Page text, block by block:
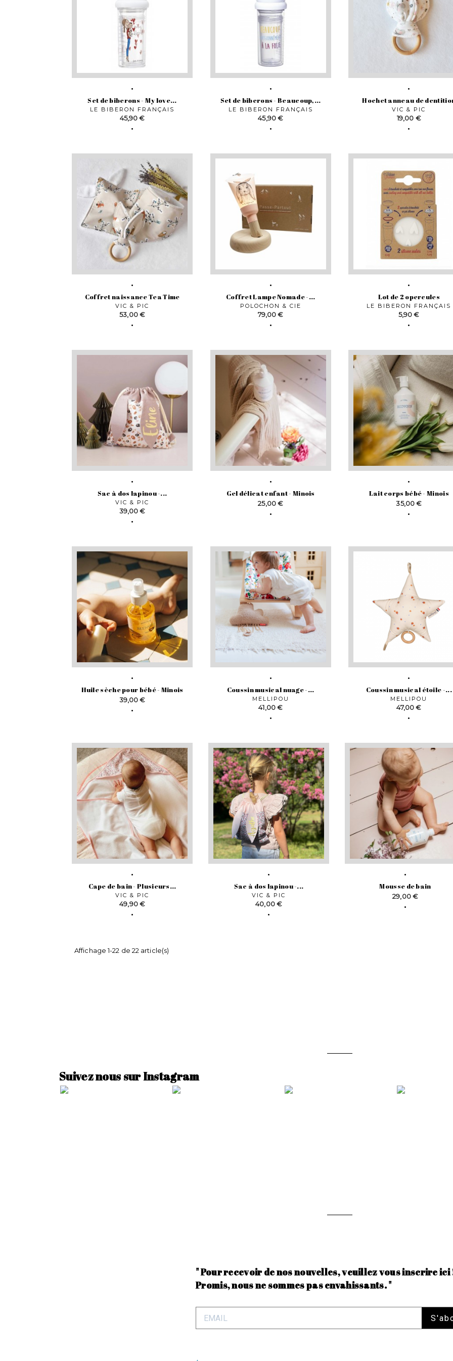
Set de biberons - My love...
LE BIBERON FRANÇAIS
Prix
45,90 €
Set de biberons - Beaucoup,...
LE BIBERON FRANÇAIS
Prix
45,90 €
Hochet anneau de
VIC & PIC
Prix
19,00 €
Coffret naissance Tea Time
VIC & PIC
Prix
53,00 €
Coffret Lampe Nomade -...
POLOCHON & CIE
Prix
79,00 €
Lot de 2 opercules
LE BIBERON FRANÇAIS
Prix
5,90 €
Sac à dos lapinou -...
VIC & PIC
Prix
39,00 €
Gel délicat enfant - Minois
Prix
25,00 €
Lait corps bébé - Minois
Prix
35,00 €
Huile sèche pour bébé - Minois
Prix
39,00 €
Coussin musical nuage -...
MELLIPOU
Prix
41,00 €
Coussin musical étoile -...
MELLIPOU
Prix
47,00 €
Cape de bain - Plusieurs...
VIC & PIC
Prix
49,90 €
Sac à dos lapinou -...
VIC & PIC
Prix
40,00 €
Mousse de bain
Prix
29,00 €
Affichage 1-22 de 22 article(s)
Suivez nous sur Instagram
" Pour recevoir de nos nouvelles, veuillez vous inscrire ici
Promis, nous ne sommes pas envahissants. "